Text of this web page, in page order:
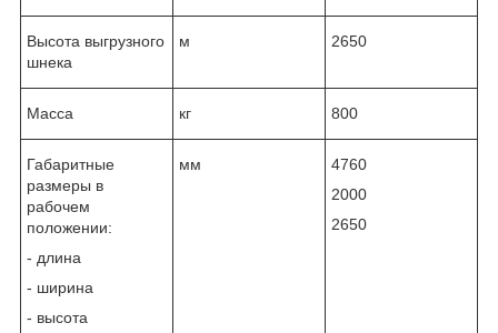
Высота выгрузного
шнека
м 2650
Масса кг 800
Габаритные
размеры в
рабочем
положении:
- длина
- ширина
- высота
мм
4760
2000
2650